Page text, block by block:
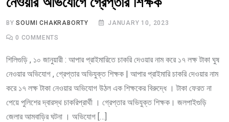
BYSOUMI CHAKRABORTY JANUARY 10, 2023
0 COMMENTS
শিলিগুড়ি , ১০ জানুয়ারী : আপার প্রাইমারিতে চাকরি দেওয়ার নাম করে ১৭ লক্ষ টাকা ঘুষ
নেওয়ার অভিযোগ , গ্রেপ্তার অভিযুক্ত শিক্ষক | আপার প্রাইমারি চাকরি দেওয়ার নাম
করে ১৭ লক্ষ টাকা নেওয়ার অভিযোগ উঠল এক শিক্ষকের বিরুদ্ধে । টাকা ফেরত না
পেয়ে পুলিশের দ্বারস্থ চাকরিপ্রার্থী । গ্রেপ্তার অভিযুক্ত শিক্ষক। জলপাইগুড়ি
জেলার আমবাড়ির ঘটনা । অভিযোগ […]